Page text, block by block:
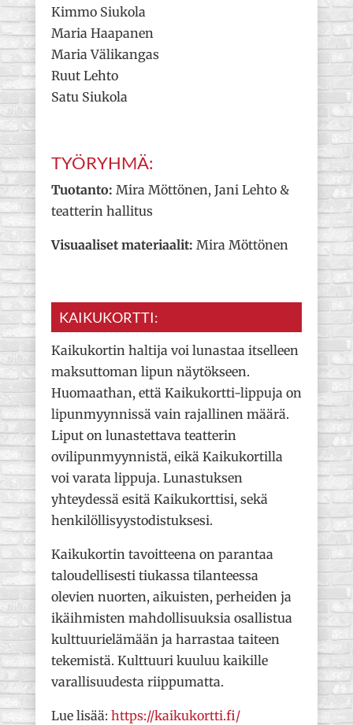
Kimmo Siukola
Maria Haapanen
Maria Välikangas
Ruut Lehto
Satu Siukola
TYÖRYHMÄ:
Tuotanto: Mira Möttönen, Jani Lehto &
teatterin hallitus
Visuaaliset materiaalit: Mira Möttönen
KAIKUKORTTI:
Kaikukortin haltija voi lunastaa itselleen
maksuttoman lipun näytökseen.
Huomaathan, että Kaikukortti-lippuja on
lipunmyynnissä vain rajallinen määrä.
Liput on lunastettava teatterin
ovilipunmyynnistä, eikä Kaikukortilla
voi varata lippuja. Lunastuksen
yhteydessä esitä Kaikukorttisi, sekä
henkilöllisyystodistuksesi.
Kaikukortin tavoitteena on parantaa
taloudellisesti tiukassa tilanteessa
olevien nuorten, aikuisten, perheiden ja
ikäihmisten mahdollisuuksia osallistua
kulttuurielämään ja harrastaa taiteen
tekemistä. Kulttuuri kuuluu kaikille
varallisuudesta riippumatta.
Lue lisää: https://kaikukortti.fi/